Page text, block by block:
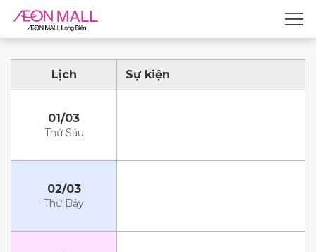
Lịch Sự kiện
01/03
Thứ Sáu
02/03
Thứ Bảy